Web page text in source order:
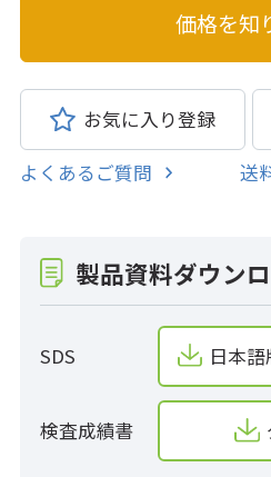
お気に入り登録
よくあるご質問 送
製品資料ダウン
SDS 日本語
検査成績書